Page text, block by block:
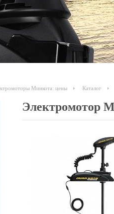
Минкота: цены Каталог
Электромотор